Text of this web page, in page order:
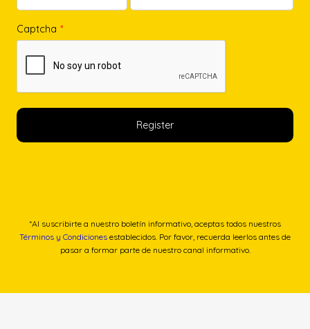
Captcha *
*Al suscribirte a nuestro boletín informativo, aceptas todos nuestros
Términos y Condiciones establecidos. Por favor, recuerda leerlos antes de
pasar a formar parte de nuestro canal informativo.